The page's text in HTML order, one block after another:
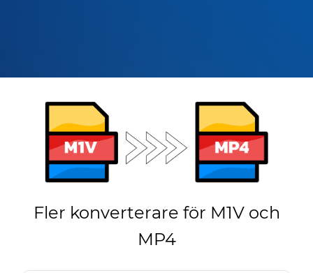
Fler konverterare för M1V och
MP4